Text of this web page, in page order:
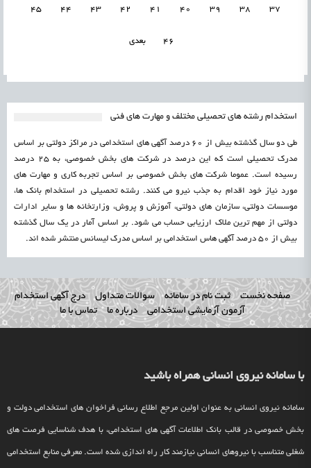
37
38
39
40
41
42
43
44
45
46 بعدی
استخدام رشته های تحصیلی مختلف و مهارت های فنی
طی دو سال گذشته بیش از 60 درصد آگهی های استخدامی در مراکز دولتی بر اساس
مدرک تحصیلی است که این درصد در شرکت های بخش خصوصی، به 25 درصد
رسیده است. عموما شرکت های بخش خصوصی بر اساس تجربه کاری و مهارت های
مورد نیاز خود اقدام به جذب نیرو می کنند. رشته تحصیلی در استخدام بانک ها،
موسسات دولتی، سازمان های دولتی، آموزش و پروش، وزارتخانه ها و سایر ادارات
دولتی از مهم ترین ملاک ارزیابی حساب می شود. بر اساس آمار در یک سال گذشته
بیش از 50 درصد آگهی هاس استخدامی بر اساس مدرک لیسانس منتشر شده اند.
صفحه نخست ثبت نام در سامانه سوالات متداول
درج آگهی استخدام
آزمون آزمایشی استخدامی
درباره ما تماس با ما
با سامانه نیروی انسانی همراه باشید
سامانه نیروی انسانی به عنوان اولین مرجع اطلاع رسانی فراخوان های استخدامی دولت و
بخش خصوصی در قالب بانک اطلاعات آگهی های استخدامی، با هدف شناسایی فرصت های
شغلی متناسب با نیروهای انسانی نیازمند کار راه اندازی شده است. معرفی منابع استخدامی